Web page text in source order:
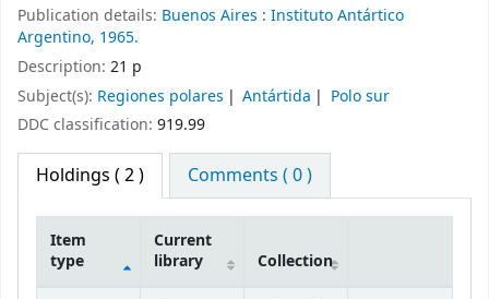
Publication details: Buenos Aires : Instituto Antártico
Argentino, 1965.
Description: 21 p
Subject(s): Regiones polares Antártida
Polo sur
DDC classification: 919.99
Holdings ( 2 ) Comments ( 0 )
Item
type
Current
library
Collection